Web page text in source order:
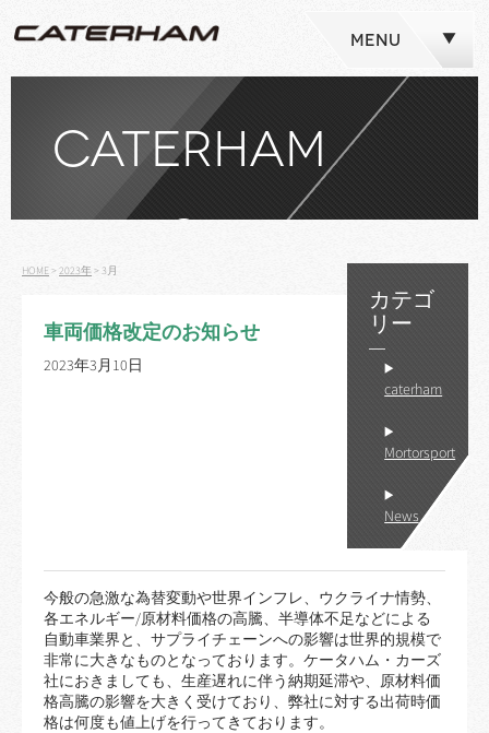
MENU
CATERHAM
NEWS
カテゴ
リー
caterham
Mortorsport
News
HOME>2023年 >3月
車両価格改定のお知らせ
2023年3月10日
今般の急激な為替変動や世界インフレ、ウクライナ情勢、
各エネルギー/原材料価格の高騰、半導体不足などによる
自動車業界と、サプライチェーンへの影響は世界的規模で
非常に大きなものとなっております。ケータハム・カーズ
社におきましても、生産遅れに伴う納期延滞や、原材料価
格高騰の影響を大きく受けており、弊社に対する出荷時価
格は何度も値上げを行ってきております。